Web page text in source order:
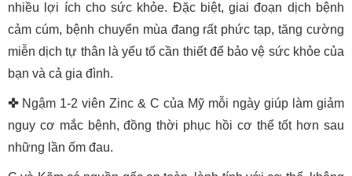
nhiều lợi ích cho sức khỏe. Đặc biệt, giai đoạn dịch bệnh
cảm cúm, bệnh chuyển mùa đang rất phức tạp, tăng cường
miễn dịch tự thân là yếu tố cần thiết để bảo vệ sức khỏe của
bạn và cả gia đình.
✜ Ngậm 1-2 viên Zinc & C của Mỹ mỗi ngày giúp làm giảm
nguy cơ mắc bệnh, đồng thời phục hồi cơ thể tốt hơn sau
những lần ốm đau.